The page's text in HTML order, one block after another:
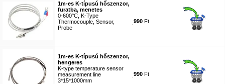
1m-es K-típusú hőszenzor,
furatba, menetes
0-600°C, K-Type
Thermocouple, Sensor,
Probe
990 Ft
1m-es K-típusú hőszenzor,
hengeres
K-type temperature sensor
measurement line
3*15*1000mm
990 Ft